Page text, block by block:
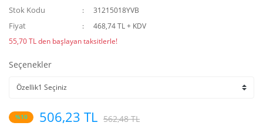
Stok Kodu 31215018YVB
Fiyat
468,74 TL + KDV
55,70 TL den başlayan taksitlerle!
Seçenekler
%10 506,23 TL 562,48 TL